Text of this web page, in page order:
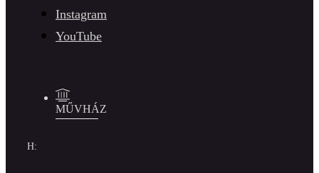
Instagram
YouTube
MŰVHÁZ
H: